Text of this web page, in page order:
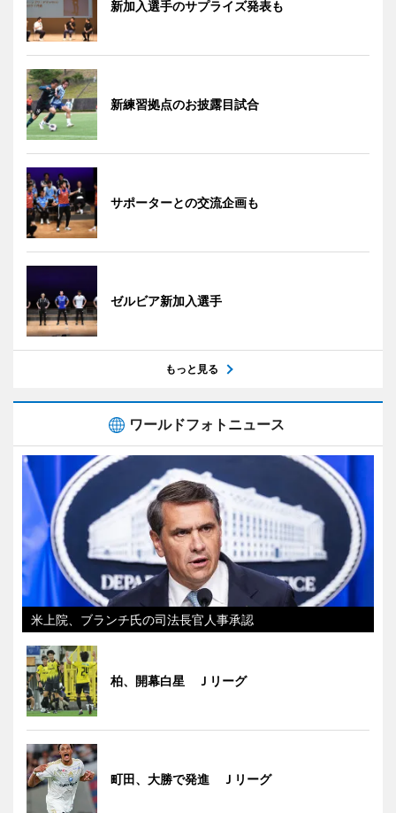
新加入選手のサプライズ発表も
新練習拠点のお披露目試合
サポーターとの交流企画も
ゼルビア新加入選手
もっと見る
ワールドフォトニュース
米上院、ブランチ氏の司法長官人事承認
柏、開幕白星 Ｊリーグ
町田、大勝で発進 Ｊリーグ